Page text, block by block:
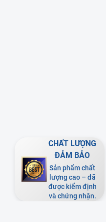
CHẤT LƯỢNG
ĐẢM BẢO
Sản phẩm chất
lượng cao – đã
được kiểm định
và chứng nhận.